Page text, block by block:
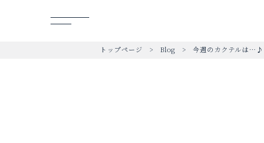
トップページ Blog 今週のカクテルは…♪